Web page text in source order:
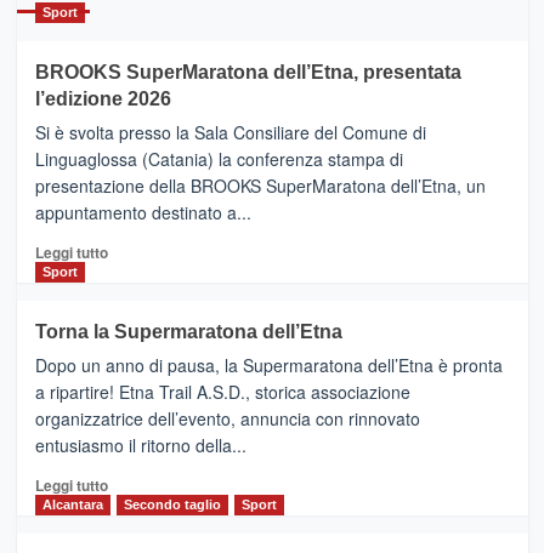
con
la
Al
via
i
collegamenti
Sport
BROOKS SuperMaratona dell’Etna, presentata
l’edizione 2026
Si è svolta presso la Sala Consiliare del Comune di
Linguaglossa (Catania) la conferenza stampa di
presentazione della BROOKS SuperMaratona dell’Etna, un
appuntamento destinato a...
Leggi tuttoLeggi
BROOKS
SuperMaratona
dell’Etna,
presentata
l’edizione
2026
Sport
Torna la Supermaratona dell’Etna
Dopo un anno di pausa, la Supermaratona dell’Etna è pronta
a ripartire! Etna Trail A.S.D., storica associazione
organizzatrice dell’evento, annuncia con rinnovato
entusiasmo il ritorno della...
Leggi tuttoLeggi
Alcantara Secondo taglio Sport